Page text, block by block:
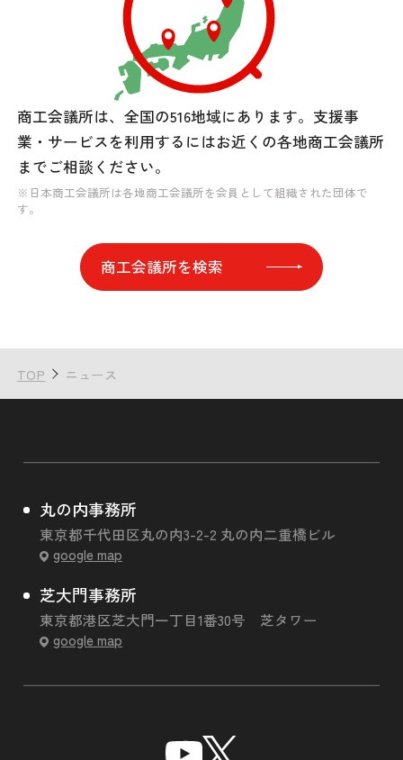
商工会議所は、全国の516地域にあります。 支援事
業・サービスを利用するにはお近くの各地商工会議所
までご相談ください。
※日本商工会議所は各地商工会議所を会員として組織された団体で
す。
商工会議所を検索
TOP ニュース
丸の内事務所
東京都千代田区丸の内3-2-2 丸の内二重橋ビル
google map
芝大門事務所
東京都港区芝大門一丁目1番30号 芝タワー
google map